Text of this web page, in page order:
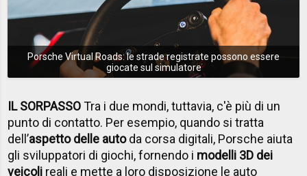
Porsche Virtual Roads: le strade registrate possono essere
giocate sul simulatore
IL SORPASSOTra i due mondi, tuttavia, c'è più di un
punto di contatto. Per esempio, quando si tratta
dell’aspetto delle autoda corsa digitali, Porsche aiuta
gli sviluppatori di giochi, fornendo i modelli 3D dei
veicoli reali e mette a loro disposizione le auto